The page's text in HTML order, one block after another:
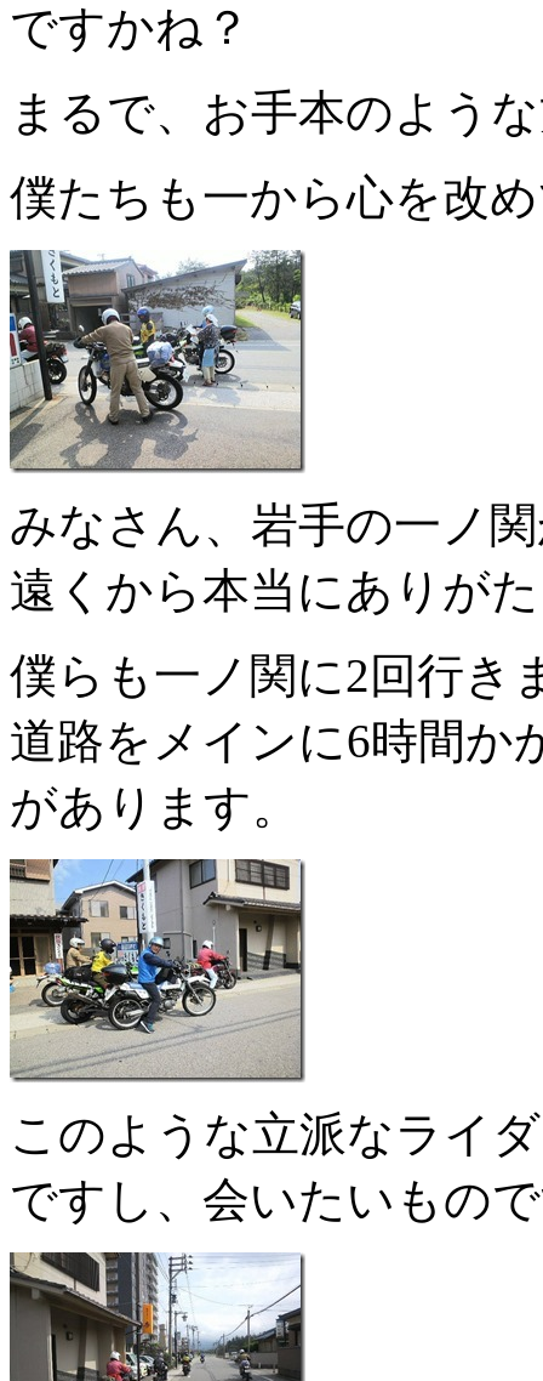
ですかね？
まるで、お手本のよう
僕たちも一から心を改
みなさん、岩手の一ノ
遠くから本当にありが
僕らも一ノ関に2回行き
道路をメインに6時間か
があります。
このような立派なライ
ですし、会いたいもの